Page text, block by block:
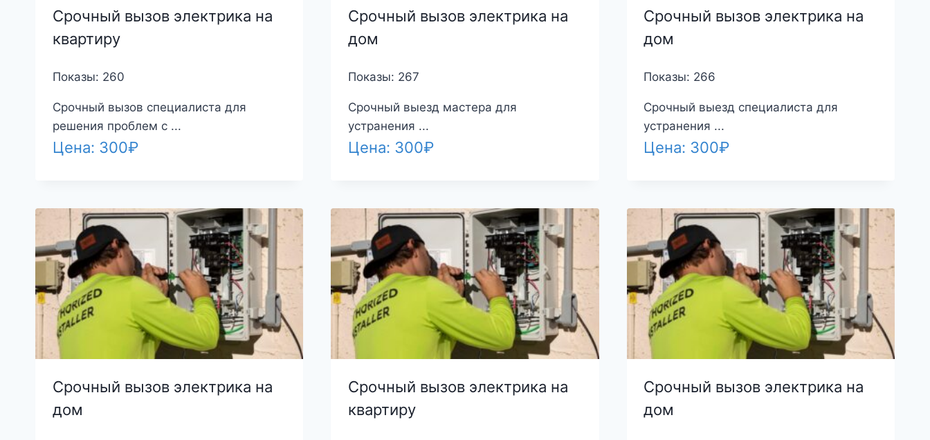
Срочный вызов электрика на
квартиру
Показы: 260
Срочный вызов специалиста для
решения проблем с ...
Цена: 300₽
Срочный вызов электрика на
дом
Показы: 267
Срочный выезд мастера для
устранения ...
Цена: 300₽
Срочный вызов электрика на
дом
Показы: 266
Срочный выезд специалиста для
устранения ...
Цена: 300₽
Срочный вызов электрика на
дом
Срочный вызов электрика на
квартиру
Срочный вызов электрика на
дом